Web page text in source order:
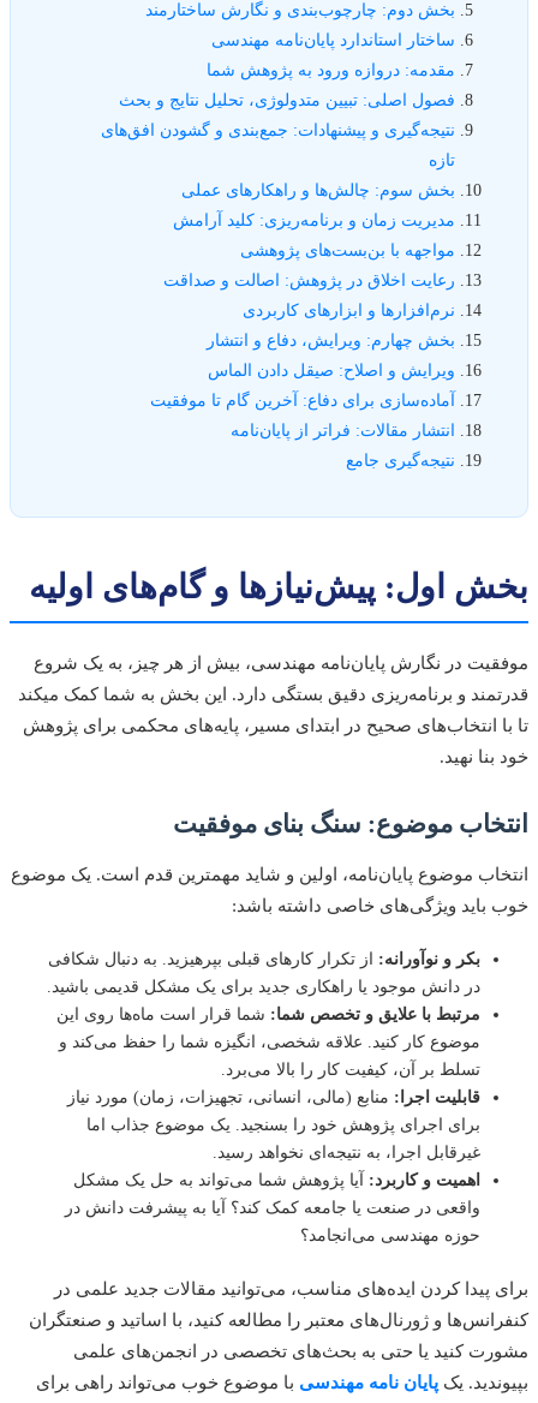
بخش دوم: چارچوب‌بندی و نگارش ساختارمند
ساختار استاندارد پایان‌نامه مهندسی
مقدمه: دروازه ورود به پژوهش شما
فصول اصلی: تبیین متدولوژی، تحلیل نتایج و بحث
نتیجه‌گیری و پیشنهادات: جمع‌بندی و گشودن افق‌های
بخش سوم: چالش‌ها و راهکارهای عملی
مدیریت زمان و برنامه‌ریزی: کلید آرامش
مواجهه با بن‌بست‌های پژوهشی
رعایت اخلاق در پژوهش: اصالت و صداقت
نرم‌افزارها و ابزارهای کاربردی
بخش چهارم: ویرایش، دفاع و انتشار
ویرایش و اصلاح: صیقل دادن الماس
آماده‌سازی برای دفاع: آخرین گام تا موفقیت
انتشار مقالات: فراتر از پایان‌نامه
نتیجه‌گیری جامع
اول: پیش‌نیازها و گام‌های اولیه
در نگارش پایان‌نامه مهندسی، بیش از هر چیز، به یک شروع
و برنامه‌ریزی دقیق بستگی دارد. این بخش به شما کمک میکند
انتخاب‌های صحیح در ابتدای مسیر، پایه‌های محکمی برای پژوهش
نهید.
موضوع: سنگ بنای موفقیت
موضوع پایان‌نامه، اولین و شاید مهمترین قدم است. یک موضوع
باید ویژگی‌های خاصی داشته باشد:
بکر و نوآورانه:از تکرار کارهای قبلی بپرهیزید. به دنبال شکافی
در دانش موجود یا راهکاری جدید برای یک مشکل قدیمی باشید.
مرتبط با علایق و تخصص شما: شما قرار است ماه‌ها روی این
موضوع کار کنید. علاقه شخصی، انگیزه شما را حفظ می‌کند و
تسلط بر آن، کیفیت کار را بالا می‌برد.
قابلیت اجرا: منابع (مالی، انسانی، تجهیزات، زمان) مورد نیاز
برای اجرای پژوهش خود را بسنجید. یک موضوع جذاب اما
غیرقابل اجرا، به نتیجه‌ای نخواهد رسید.
اهمیت و کاربرد:آیا پژوهش شما می‌تواند به حل یک مشکل
واقعی در صنعت یا جامعه کمک کند؟ آیا به پیشرفت دانش در
حوزه مهندسی می‌انجامد؟
پیدا کردن ایده‌های مناسب، می‌توانید مقالات جدید علمی در
و ژورنال‌های معتبر را مطالعه کنید، با اساتید و صنعتگران
کنید یا حتی به بحث‌های تخصصی در انجمن‌های علمی
یکپایان نامه مهندسیبا موضوع خوب می‌تواند راهی برای